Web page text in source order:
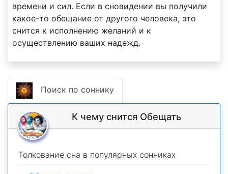
времени и сил. Если в сновидении вы получили
какое-то обещание от другого человека, это
снится к исполнению желаний и к
осуществлению ваших надежд.
Поиск по соннику
К чему снится Обещать
Толкование сна в популярных сонниках